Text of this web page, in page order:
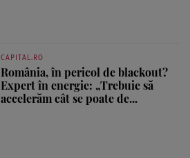
CAPITAL.RO
România, în pericol de blackout?
Expert în energie: „Trebuie să
accelerăm cât se poate de...